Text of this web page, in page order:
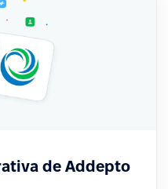
de Addepto